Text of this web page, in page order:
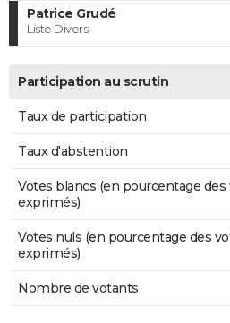
Patrice Grudé
Liste Divers
Participation au scrutin
Taux de participation
Taux d'abstention
Votes blancs (en pourcentage des
exprimés)
Votes nuls (en pourcentage des
exprimés)
Nombre de votants